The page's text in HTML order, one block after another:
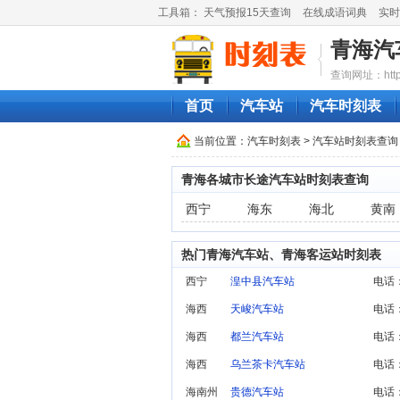
工具箱： 天气预报15天查询 在线成语词典 实
青海
查询网址：
首页 汽车站 汽车时刻表
当前位置： 汽车时刻表 > 汽车站时刻表查询
青海各城市长途汽车站时刻表查询
西宁 海东 海北 黄南
热门青海汽车站、青海客运站时刻表
西宁 湟中县汽车站 电话
海西 天峻汽车站 电话
海西 都兰汽车站 电话
海西 乌兰茶卡汽车站 电话
海南州 贵德汽车站 电话